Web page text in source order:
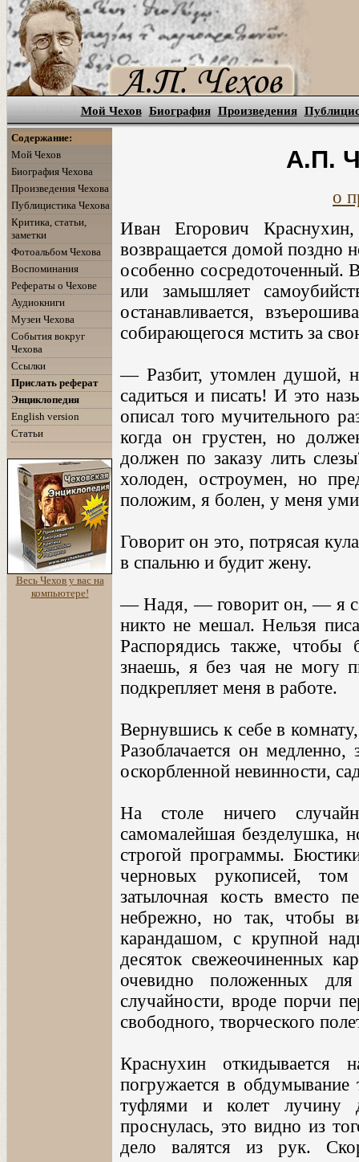
Мой Чехов Биография Произведения
Содержание:
Мой Чехов
Биография Чехова
Произведения Чехова
Публицистика Чехова
Критика, статьи,
заметки
Фотоальбом Чехова
Воспоминания
Рефераты о Чехове
Аудиокниги
Музеи Чехова
События вокруг
Чехова
Ссылки
Прислать реферат
Энциклопедия
English version
Статьи
Весь Чехов у вас на
компьютере!
А.П.
о
Иван Егорович
возвращается домой поздно
особенно сосредоточенный.
или замышляет
останавливается,
собирающегося мстить за
— Разбит, утомлен душой,
садиться и писать! И это
описал того мучительного
когда он грустен, но
должен по заказу лить
холоден, остроумен, но
положим, я болен, у меня
Говорит он это, потрясая
в спальню и будит жену.
— Надя, — говорит он, — я
никто не мешал. Нельзя
Распорядись также,
знаешь, я без чая не могу
подкрепляет меня в работе.
Вернувшись к себе в
Разоблачается он
оскорбленной невинности,
На столе ничего
самомалейшая безделушка,
строгой программы.
черновых рукописей, том
затылочная кость вместо
небрежно, но так, чтобы
карандашом, с крупной
десяток свежеочиненных
очевидно положенных
случайности, вроде порчи
свободного, творческого
Краснухин откидывается
погружается в
туфлями и колет лучину
проснулась, это видно из
дело валятся из рук.